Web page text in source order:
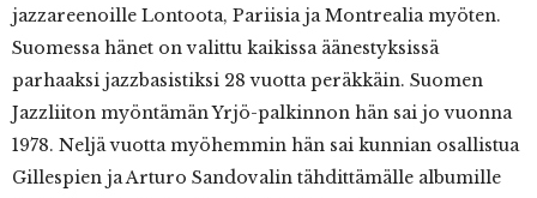
jazzareenoille Lontoota, Pariisia ja Montrealia myöten.
Suomessa hänet on valittu kaikissa äänestyksissä
parhaaksi jazzbasistiksi 28 vuotta peräkkäin. Suomen
Jazzliiton myöntämän Yrjö-palkinnon hän sai jo vuonna
1978. Neljä vuotta myöhemmin hän sai kunnian osallistua
Gillespien ja Arturo Sandovalin tähdittämälle albumille